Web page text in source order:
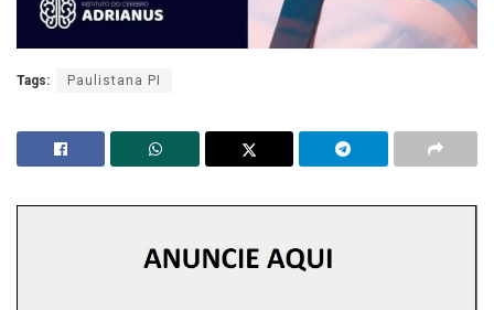
Tags: Paulistana PI